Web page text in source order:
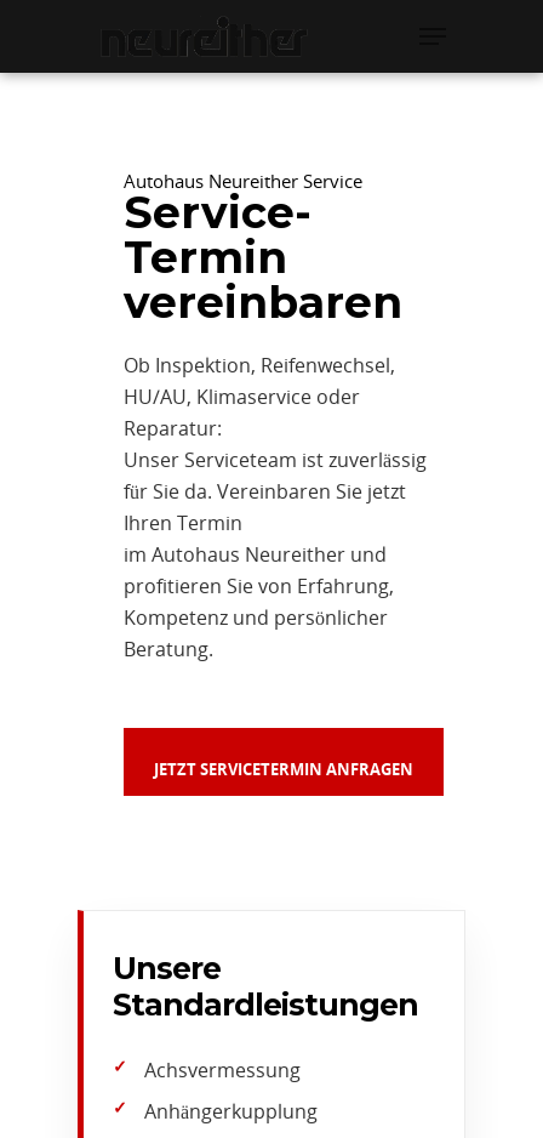
Autohaus Neureither Service
Service-
Termin
vereinbaren
Ob Inspektion, Reifenwechsel,
HU/AU, Klimaservice oder
Reparatur:
Unser Serviceteam ist zuverlässig
für Sie da. Vereinbaren Sie jetzt
Ihren Termin
im Autohaus Neureither und
profitieren Sie von Erfahrung,
Kompetenz und persönlicher
Beratung.
JETZT SERVICETERMIN ANFRAGEN
Unsere
Standardleistungen
Achsvermessung
Anhängerkupplung